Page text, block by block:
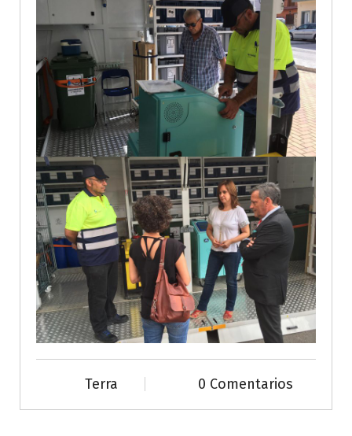
Terra 0 Comentarios